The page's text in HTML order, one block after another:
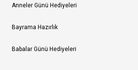
Anneler Günü Hediyeleri
Bayrama Hazırlık
Babalar Günü Hediyeleri